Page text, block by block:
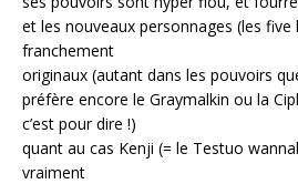
et les nouveaux personnages (les
franchement
originaux (autant dans les pouvoirs
préfère encore le Graymalkin ou la
c’est pour dire !)
quant au cas Kenji (= le Testuo
vraiment